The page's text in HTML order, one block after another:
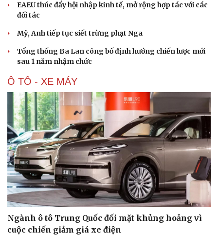
EAEU thúc đẩy hội nhập kinh tế, mở rộng hợp tác với các
đối tác
Mỹ, Anh tiếp tục siết trừng phạt Nga
Tổng thống Ba Lan công bố định hướng chiến lược mới
sau 1 năm nhậm chức
Ô TÔ - XE MÁY
Ngành ô tô Trung Quốc đối mặt khủng hoảng vì
cuộc chiến giảm giá xe điện